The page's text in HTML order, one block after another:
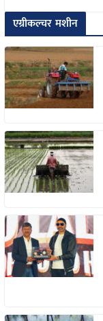
एग्रीकल्चर मशीन